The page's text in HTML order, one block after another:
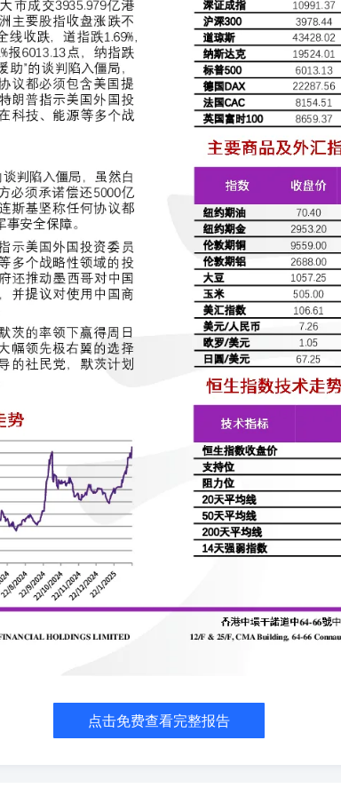
在香港上市，但未能获得监管部门的批准。去年，由于全球
机构放缓了IPO的审批程序。总部位于上海的卡游公司网站
品。 ◆先导智能传已选择银行安排赴港上市，筹最多39亿：
了银行帮助安排在香港第二上市，或筹资至多5亿美元(约39
士称，该公司正在中信证券和摩根大通的帮助下筹备发行股
士说，事项仍在在进行中，包括规模和时间在内的细节可能
LG化学和比亚迪等。先导智能于1月份发布公告称，在取消
股并在主板上市。今年以来其在深圳上市的股票已上涨18%
，极右翼选择党得票率紧随其后：德国保守派联盟在弗里
的选择党和总理奥拉夫·朔尔茨领导的社会民主党。公共广
了28.9%的选票，紧随其后是得票率为19.7%的德国选择党
来的最差战绩。在这个欧洲最大经济体面临增长停滞、俄罗
球贸易战会拖累本就陷入困境的德国工业背景下，此次大选
一个伙伴才能确保在联邦议院获得多数席位。政党数量越多
是绿党，不过几乎可以肯定朔尔茨不会在新内阁中担任任何
，如此一来他就两者都需要。 ◆美乌矿产谈判卡壳，泽连斯
乌克兰进行的矿权谈判中，美国同意放弃关于乌方必须承诺
任何协议都必须包含美国的军事支持，这个态度表明两国距
矿权协议。泽连斯基对于这个方案表示拒绝，理由是其中没
表示，该协议必须对乌克兰和美国来说是“双赢”的。特朗普
之前对基辅的支持。彭博新闻社周六报道，乌克兰认为自俄罗
连斯基称，他反驳了美国关于在乌克兰做生意的美国公司本
矿产储量进行真正的调查，包括所有权状况。他说，不排除
在科技等多领域投资；审计外国上市公司：唐纳德·特朗普
（CFIUS）限制这个全球第二大经济体在战略性领域的投资
。彭博新闻看到的相关事实清单显示，这份“国家安全总统备
、能源及原材料”等领域的投资。特朗普还指示CFIUS制订
示，特朗普政府将考虑对半导体、人工智能、量子、生物技
政府还采取措施保护美国投资者，对在本国交易所挂牌的外
。将矛头指向中国的同时，备忘录要求刺激盟国的投资，包
以上投资的环境审批。这两个概念都是特朗普已承诺实施的
敏感设施附近的农田和不动产，同时限制和敏感技术领域美
人工智能竞赛或进一步升级：中国人工智能初创企业深度求
等竞争对手，DeepSeek罕见地准备对外开放更多核心技
硅谷大吃一惊，该公司计划向所有开发和研究人员开放代码
的R1或其他平台背后的代码。DeepSeek此举进一步推动了
。而DeepSeek打算更进一步，公开底层代码、用于创建代码
智能竞赛升级。通过无偿分享代码秘密，DeepSeek将推动人
点击免费查看完整报告